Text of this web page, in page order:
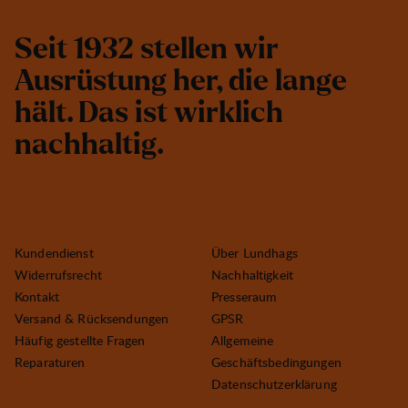
Seit 1932 stellen wir
Ausrüstung her, die lange
hält. Das ist wirklich
nachhaltig.
Kundendienst
Widerrufsrecht
Kontakt
Versand & Rücksendungen
Häufig gestellte Fragen
Reparaturen
Über Lundhags
Nachhaltigkeit
Presseraum
GPSR
Allgemeine
Geschäftsbedingungen
Datenschutzerklärung